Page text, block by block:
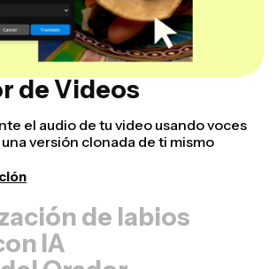
de Videos
el audio de tu video usando voces
versión clonada de ti mismo
de labios
IA